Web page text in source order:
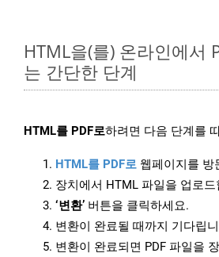
HTML을(를) 온라인에서
는 간단한 단계
HTML를 PDF로하려면 다음 단계를
HTML를 PDF로 웹페이지를 방
장치에서 HTML 파일을 업로드
‘변환’ 버튼을 클릭하세요.
변환이 완료될 때까지 기다립
변환이 완료되면 PDF 파일을